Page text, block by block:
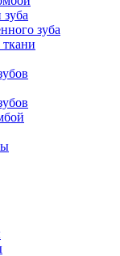
зуба